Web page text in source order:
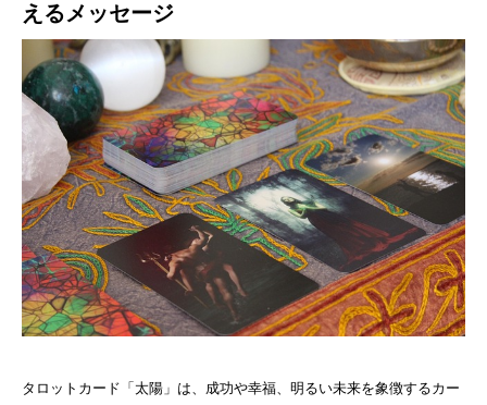
えるメッセージ
タロットカード「太陽」は、成功や幸福、明るい未来を象徴するカー